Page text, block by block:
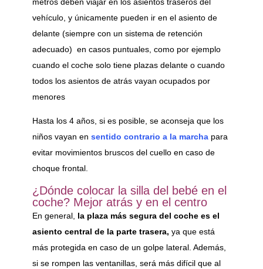
metros deben viajar en los asientos traseros del
vehículo, y únicamente pueden ir en el asiento de
delante (siempre con un sistema de retención
adecuado) en casos puntuales, como por ejemplo
cuando el coche solo tiene plazas delante o cuando
todos los asientos de atrás vayan ocupados por
menores
Hasta los 4 años, si es posible, se aconseja que los
niños vayan en sentido contrario a la marchapara
evitar movimientos bruscos del cuello en caso de
choque frontal.
¿Dónde colocar la silla del bebé en el
coche? Mejor atrás y en el centro
En general, la plaza más segura del coche es el
asiento central de la parte trasera, ya que está
más protegida en caso de un golpe lateral. Además,
si se rompen las ventanillas, será más difícil que al